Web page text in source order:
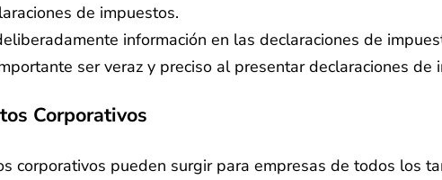
de impuestos.
información en las declaraciones de
ser veraz y preciso al presentar declaraciones de
Corporativos
corporativos pueden surgir para empresas de todos los